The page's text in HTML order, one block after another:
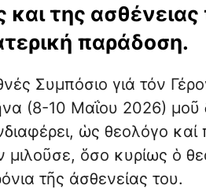
της ασθένειας
παράδοση.
Συμπόσιο γιά τόν
(8-10 Μαΐου 2026) μοῦ
ὡς θεολόγο
μιλοῦσε, ὅσο κυρίως ὁ
τῆς ἀσθενείας του.